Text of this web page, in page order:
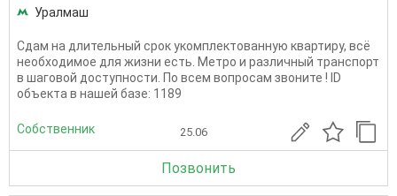
Уралмаш
Сдам на длительный срок укомплектованную квартиру, всё
необходимое для жизни есть. Метро и различный транспорт
в шаговой доступности. По всем вопросам звоните ! ID
объекта в нашей базе: 1189
Собственник 25.06
Позвонить